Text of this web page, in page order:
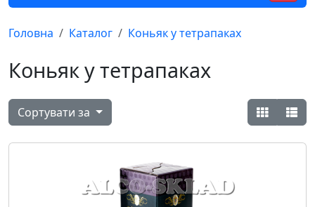
Головна Каталог Коньяк у тетрапаках
Коньяк у тетрапаках
Сортувати за